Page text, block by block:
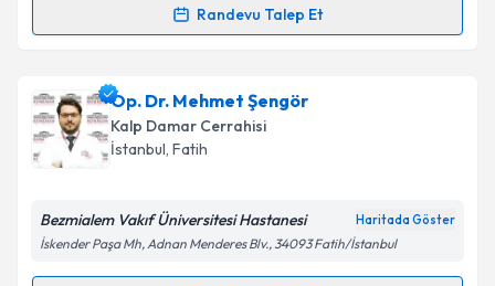
Kişisel verilerimin işlenmesine ilişkin
Metni'ni okudum ve kişisel verilerimin belirtilen
Takvim Talebini Gönder
Randevu Talep Et
Randevu Takvimi Talebi
Op. Dr. Şebnem Hüseynzadeiçin randevu takvimi
talebi oluşturun. Size bu uzmandan randevu almanız
için bir takvim hazırlandığında e-posta ile
bilgilendireceğiz.
E-posta Adresiniz
Op. Dr. Mehmet Şengör
Kalp Damar Cerrahisi
İstanbul, Fatih
Bezmialem Vakıf Üniversitesi Hastanesi Haritada Göster
İskender Paşa Mh, Adnan Menderes Blv., 34093 Fatih/İstanbul